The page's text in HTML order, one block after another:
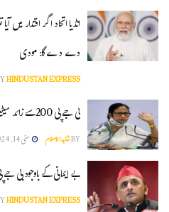
انڈیا اتحاد اگر اقتدار
دے دے گا: مودی
HINDUSTAN EXPRESS
بی جے پی 200سے زائد سیٹیں نہیں جیت سکے گی: ممتا بنرجی
BYشاہدالاسلام مئی 14, 2024
بے ایمانی کے باوجود بی
HINDUSTAN EXPRESS